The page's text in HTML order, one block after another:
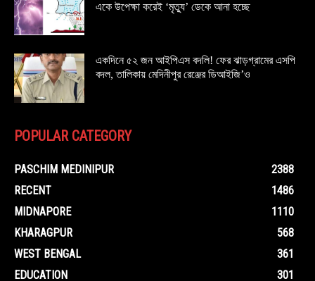
একে উপেক্ষা করেই ‘মৃত্যু’ ডেকে আনা হচ্ছে
একদিনে ৫২ জন আইপিএস বদলি! ফের ঝাড়গ্রামের এসপি
বদল, তালিকায় মেদিনীপুর রেঞ্জের ডিআইজি’ও
POPULAR CATEGORY
PASCHIM MEDINIPUR
2388
RECENT
1486
MIDNAPORE
1110
KHARAGPUR
568
WEST BENGAL
361
EDUCATION
301